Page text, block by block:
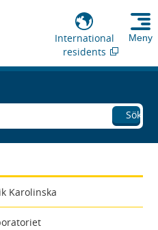
International
residents
Meny
Sök
Karolinska